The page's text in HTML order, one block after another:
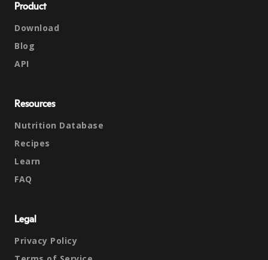
Product
Download
Blog
API
Resources
Nutrition Database
Recipes
Learn
FAQ
Legal
Privacy Policy